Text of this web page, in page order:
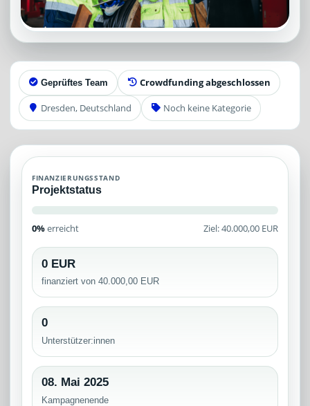
Geprüftes Team Crowdfunding abgeschlossen
Dresden, Deutschland Noch keine Kategorie
FINANZIERUNGSSTAND
Projektstatus
0%erreicht Ziel: 40.000,00 EUR
0 EUR
finanziert von 40.000,00 EUR
0
Unterstützer:innen
08. Mai 2025
Kampagnenende